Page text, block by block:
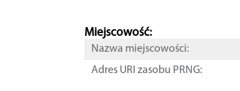
Miejscowość:
Nazwa miejscowości:
Adres URI zasobu PRNG: